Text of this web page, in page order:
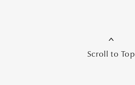
Scroll to Top